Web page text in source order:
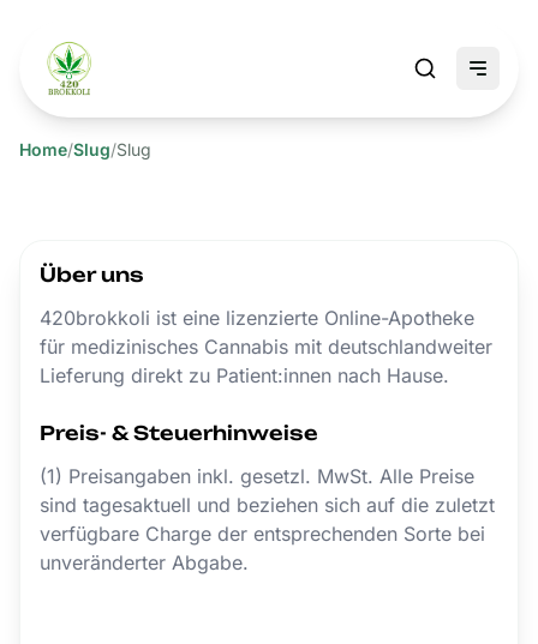
Home/Slug/Slug
Über uns
420brokkoli ist eine lizenzierte Online-Apotheke
für medizinisches Cannabis mit deutschlandweiter
Lieferung direkt zu Patient:innen nach Hause.
Preis- & Steuerhinweise
(1) Preisangaben inkl. gesetzl. MwSt. Alle Preise
sind tagesaktuell und beziehen sich auf die zuletzt
verfügbare Charge der entsprechenden Sorte bei
unveränderter Abgabe.